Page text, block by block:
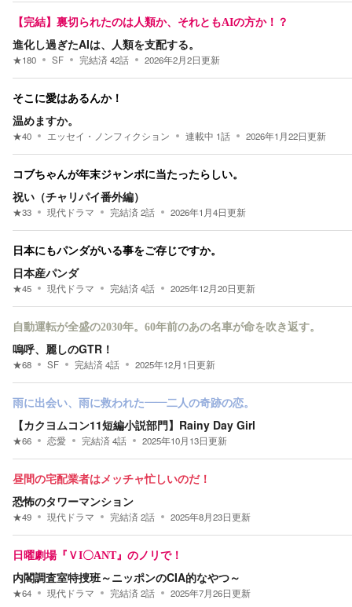
【完結】裏切られたのは人類か、それともAIの方か！？
進化し過ぎたAIは、人類を支配する。
★180 SF 完結済42話 2026年2月2日更新
そこに愛はあるんか！
温めますか。
★40 エッセイ・ノンフィクション 連載中 1話 2026年1月22日更新
コブちゃんが年末ジャンボに当たったらしい。
祝い（チャリパイ番外編）
★33 現代ドラマ 完結済2話 2026年1月4日更新
日本にもパンダがいる事をご存じですか。
日本産パンダ
★45 現代ドラマ 完結済4話 2025年12月20日更新
自動運転が全盛の2030年。60年前のあの名車が命を吹き返す。
嗚呼、麗しのGTR！
★68 SF 完結済4話 2025年12月1日更新
雨に出会い、雨に救われた――二人の奇跡の恋。
【カクヨムコン11短編小説部門】Rainy Day Girl
★66 恋愛 完結済4話 2025年10月13日更新
昼間の宅配業者はメッチャ忙しいのだ！
恐怖のタワーマンション
★49 現代ドラマ 完結済2話 2025年8月23日更新
日曜劇場『ＶI〇ANT』のノリで！
内閣調査室特捜班～ニッポンのCIA的なやつ～
★64 現代ドラマ 完結済2話 2025年7月26日更新